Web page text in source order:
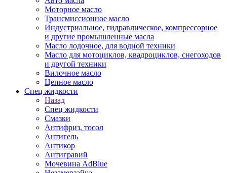
Моторное масло
Трансмиссионное масло
Индустриальное, гидравлическое, компрессорное
и другие промышленные масла
Масло лодочное, для водной техники
Масло для мотоциклов, квадроциклов, снегоходов
и другой техники
Вилочное масло
Цепное масло
Спец жидкости
Назад
Спец жидкости
Смазки
Антифриз, тосол
Антигель
Антикор
Антигравий
Мочевина AdBlue